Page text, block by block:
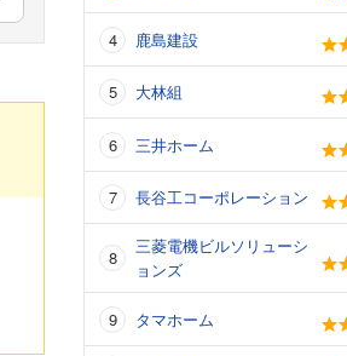
鹿島建設
大林組
三井ホーム
長谷工コーポレーション
三菱電機ビルソリューシ
ョンズ
タマホーム